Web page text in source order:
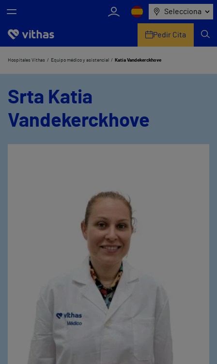
Selecciona
Nosotros
Pedir Cita
Hospitales Vithas Equipo médico y asistencial Katia Vandekerckhove
Srta Katia
Vandekerckhove